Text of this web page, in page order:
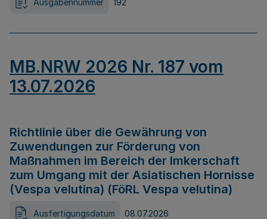
MB.NRW 2026 Nr. 187 vom
13.07.2026
Richtlinie über die Gewährung von
Zuwendungen zur Förderung von
Maßnahmen im Bereich der Imkerschaft
zum Umgang mit der Asiatischen Hornisse
(Vespa velutina) (FöRL Vespa velutina)
Ausfertigungsdatum 08.07.2026